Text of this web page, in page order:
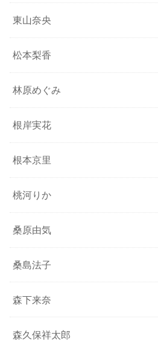
東山奈央
松本梨香
林原めぐみ
根岸実花
根本京里
桃河りか
桑原由気
桑島法子
森下来奈
森久保祥太郎